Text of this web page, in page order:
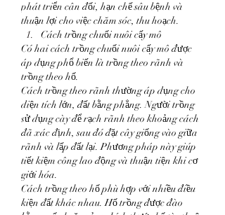
phát triển cân đối, hạn chế sâu bệnh và
thuận lợi cho việc chăm sóc, thu hoạch.
Cách trồng chuối nuôi cấy mô
Có hai cách trồng chuối nuôi cấy mô được
áp dụng phổ biến là trồng theo rãnh và
trồng theo hố.
Cách trồng theo rãnh thường áp dụng cho
diện tích lớn, đất bằng phẳng. Người trồng
sử dụng cày để rạch rãnh theo khoảng cách
đã xác định, sau đó đặt cây giống vào giữa
rãnh và lấp đất lại. Phương pháp này giúp
tiết kiệm công lao động và thuận tiện khi cơ
giới hóa.
Cách trồng theo hố phù hợp với nhiều điều
kiện đất khác nhau. Hố trồng được đào